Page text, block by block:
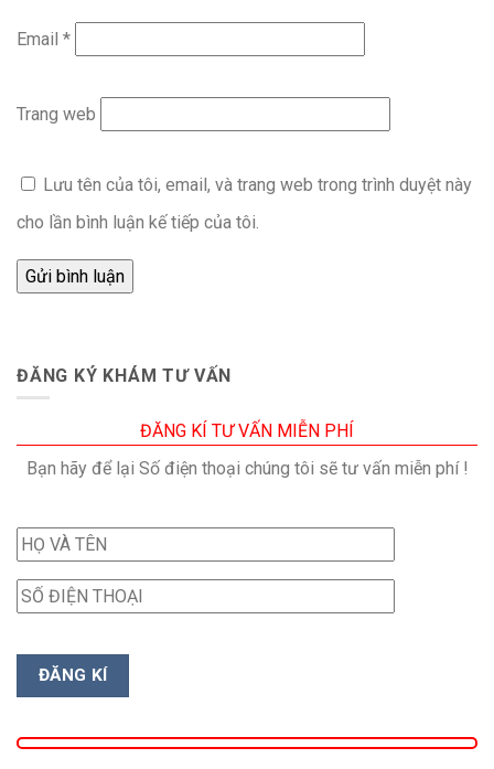
Email *
Trang web
Lưu tên của tôi, email, và trang web trong trình duyệt này
cho lần bình luận kế tiếp của tôi.
ĐĂNG KÝ KHÁM TƯ VẤN
ĐĂNG KÍ TƯ VẤN MIỄN PHÍ
Bạn hãy để lại Số điện thoại chúng tôi sẽ tư vấn miễn phí !